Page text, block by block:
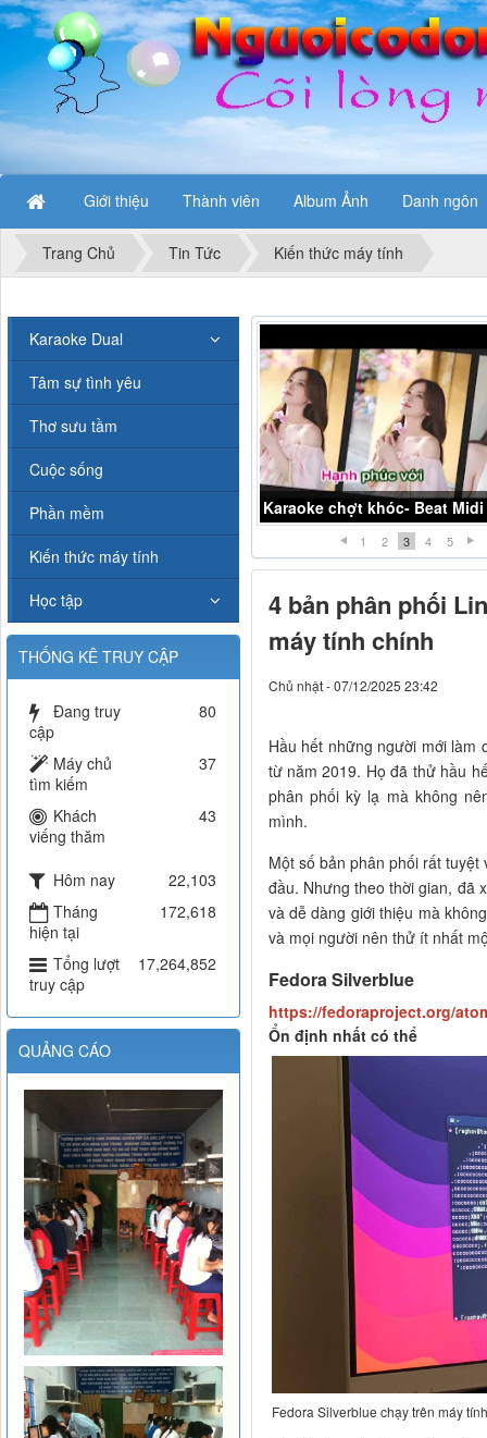
Giới thiệu Thành viên Album Ảnh Danh ngôn
Trang Chủ Tin Tức Kiến thức máy tính
Karaoke Liều thuốc đắng -
1 2 3 4 5
4 bản phân phối
máy tính chính
Chủ nhật - 07/12/2025 23:42
Hầu hết những người mới làm
từ năm 2019. Họ đã thử hầu
phân phối kỳ lạ mà không
mình.
Một số bản phân phối rất
đầu. Nhưng theo thời gian, đã
và dễ dàng giới thiệu mà
và mọi người nên thử ít nhất
Fedora Silverblue
https://fedoraproject.org/
Ổn định nhất có thể
Fedora Silverblue chạy trên máy
Karaoke Dual
Tâm sự tình yêu
Thơ sưu tầm
Cuộc sống
Phần mềm
Kiến thức máy tính
Học tập
THỐNG KÊ TRUY CẬP
Đang truy
cập
80
Máy chủ
tìm kiếm
37
Khách
viếng thăm
43
Hôm nay
22,103
Tháng
hiện tại
172,618
Tổng lượt
truy cập
17,264,852
QUẢNG CÁO